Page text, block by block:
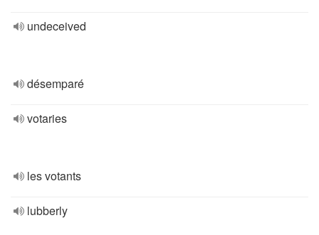
undeceived
désemparé
votaries
les votants
lubberly